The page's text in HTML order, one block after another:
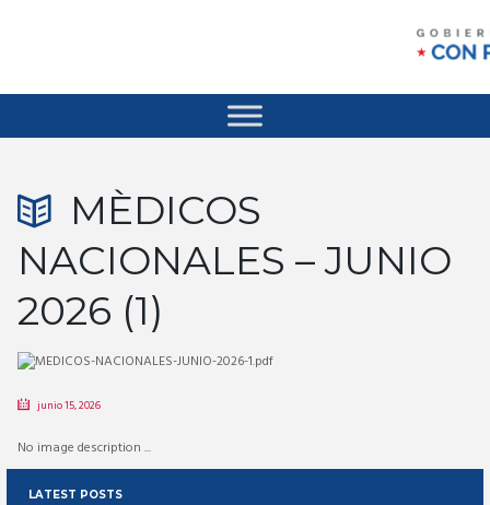
MÈDICOS
NACIONALES – JUNIO
2026 (1)
junio 15, 2026
No image description ...
LATEST POSTS